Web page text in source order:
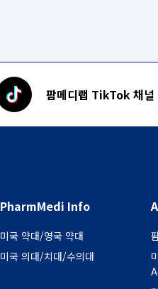
팜메디랩 TikTok 채널
PharmMedi Info
미국 약대/영국 약대
미국 의대/치대/수의대